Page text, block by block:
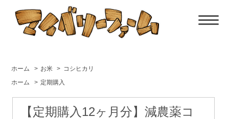
ホーム > お米 > コシヒカリ
ホーム
> 定期購入
【定期購入12ヶ月分】減農薬コ